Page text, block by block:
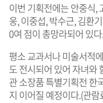
이번 기획전에는 안중식,
웅, 이중섭, 박수근, 김환
0여 점이 총망라되어 있다.
평소 교과서나 미술서적
도 전시되어 있어 자녀와
관 소장품 특별기획전 한
지 이어질 예정이다.(관